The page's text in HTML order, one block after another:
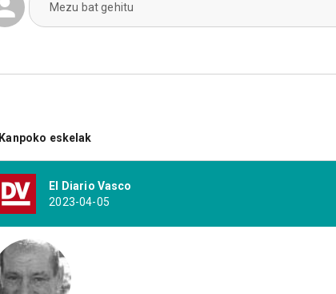
Mezu bat gehitu
Kanpoko eskelak
El Diario Vasco
2023-04-05